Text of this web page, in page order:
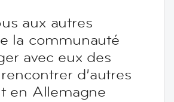
aux autres
la communauté
avec eux des
d’autres
en Allemagne